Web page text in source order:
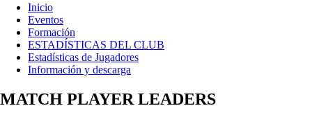
Inicio
Eventos
Formación
ESTADÍSTICAS DEL CLUB
Estadísticas de Jugadores
Información y descarga
MATCH PLAYER LEADERS